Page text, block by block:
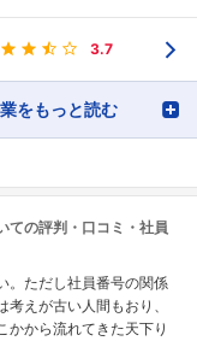
3.7
をもっと読む
ての評判・口コミ・社員
。ただし社員番号の関係
えが古い人間もおり、
かから流れてきた天下り